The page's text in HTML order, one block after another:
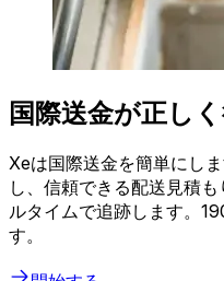
国際送金が正し
Xeは国際送金を簡単にし
し、信頼できる配送見積
ルタイムで追跡します。
す。